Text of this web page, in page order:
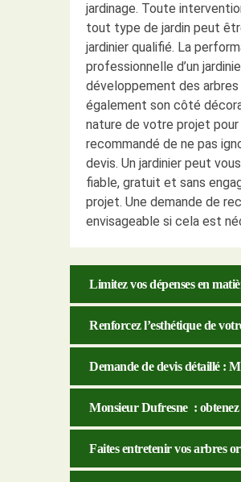
jardinage. Toute
tout type de jardin peut
jardinier qualifié. La
professionnelle d’un
développement des
également son côté
nature de votre projet
recommandé de ne pas
devis. Un jardinier peut
fiable, gratuit et sans
projet. Une demande de
envisageable si cela est
Limitez vos dépenses en
Renforcez l’esthétique de
Demande de devis détaillé :
Monsieur Dufresne : obtenez
Faites entretenir vos arbres